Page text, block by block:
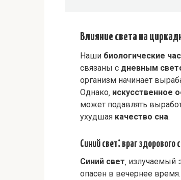
Влияние света на
Наши биологические
связаны с дневным
организм начинает
Однако‚ искусственное
может подавлять
ухудшая качество сна.
Синий свет⁚ враг здорового
Синий свет ‚
опасен в вечернее